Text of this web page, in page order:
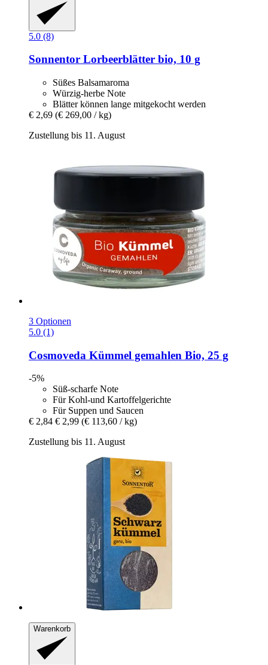
5.0 (8)
Sonnentor Lorbeerblätter bio, 10 g
Süßes Balsamaroma
Würzig-herbe Note
Blätter können lange mitgekocht werden
€ 2,69 (€ 269,00 / kg)
Zustellung bis 11. August
3 Optionen
5.0 (1)
Cosmoveda Kümmel gemahlen Bio, 25 g
-5%
Süß-scharfe Note
Für Kohl-und Kartoffelgerichte
Für Suppen und Saucen
€ 2,84 € 2,99 (€ 113,60 / kg)
Zustellung bis 11. August
Warenkorb